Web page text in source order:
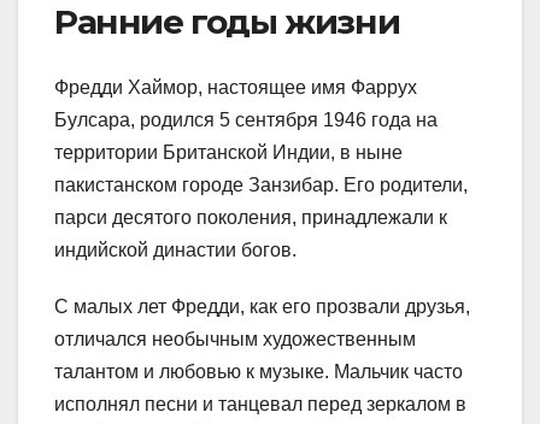
Ранние годы жизни
Фредди Хаймор, настоящее имя Фаррух
Булсара, родился 5 сентября 1946 года на
территории Британской Индии, в ныне
пакистанском городе Занзибар. Его родители,
парси десятого поколения, принадлежали к
индийской династии богов.
С малых лет Фредди, как его прозвали друзья,
отличался необычным художественным
талантом и любовью к музыке. Мальчик часто
исполнял песни и танцевал перед зеркалом в